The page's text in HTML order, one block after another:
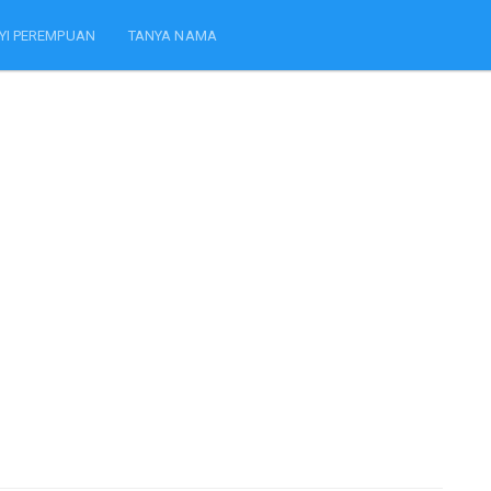
PEREMPUAN TANYA NAMA